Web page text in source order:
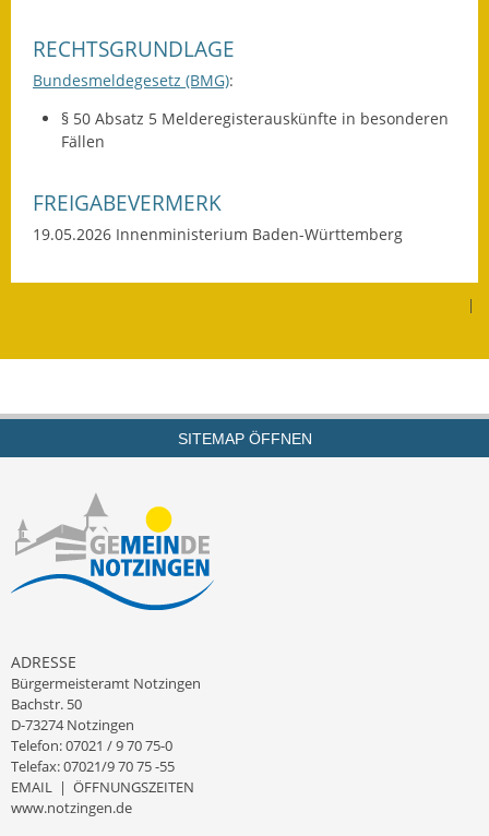
Sitzungsberichte 2018
Sitzungsberichte 2020
Getrennte
Abwassergebühr
RECHTSGRUNDLAGE
Bundesmeldegesetz (BMG):
§ 50 Absatz 5 Melderegisterauskünfte in besonderen
Fällen
FREIGABEVERMERK
19.05.2026 Innenministerium Baden-Württemberg
|
SITEMAP ÖFFNEN
ADRESSE
Bürgermeisteramt Notzingen
Bachstr. 50
D-73274 Notzingen
Telefon: 07021 / 9 70 75-0
Telefax: 07021/9 70 75 -55
EMAIL | ÖFFNUNGSZEITEN
www.notzingen.de